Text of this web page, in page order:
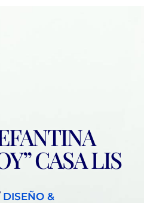
CASA LIS
DISEÑO &